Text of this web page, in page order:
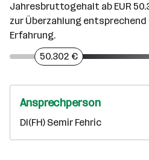
Jahresbruttogehalt ab EUR
zur Überzahlung
Erfahrung.
50.302 €
Ansprechperson
DI(FH) Semir Fehric